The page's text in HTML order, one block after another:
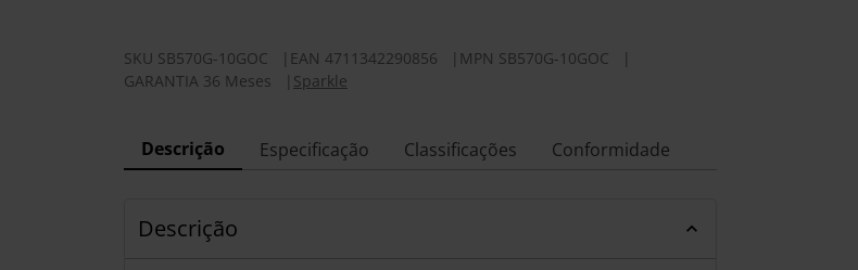
SKU SB570G-10GOC EAN 4711342290856 MPN SB570G-10GOC
GARANTIA 36 Meses
Sparkle
Descrição Especificação Classificações Conformidade
Descrição